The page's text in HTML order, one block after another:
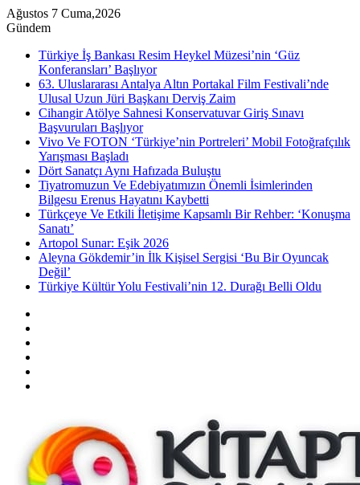
Ağustos 7 Cuma,2026
Gündem
Türkiye İş Bankası Resim Heykel Müzesi’nin ‘Güz
Konferansları’ Başlıyor
63. Uluslararası Antalya Altın Portakal Film Festivali’nde
Ulusal Uzun Jüri Başkanı Derviş Zaim
Cihangir Atölye Sahnesi Konservatuvar Giriş Sınavı
Başvuruları Başlıyor
Vivo Ve FOTON ‘Türkiye’nin Portreleri’ Mobil Fotoğrafçılık
Yarışması Başladı
Dört Sanatçı Aynı Hafızada Buluştu
Tiyatromuzun Ve Edebiyatımızın Önemli İsimlerinden
Bilgesu Erenus Hayatını Kaybetti
Türkçeye Ve Etkili İletişime Kapsamlı Bir Rehber: ‘Konuşma
Sanatı’
Artopol Sunar: Eşik 2026
Aleyna Gökdemir’in İlk Kişisel Sergisi ‘Bu Bir Oyuncak
Değil’
Türkiye Kültür Yolu Festivali’nin 12. Durağı Belli Oldu